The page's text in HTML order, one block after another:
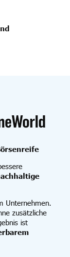
Unternehmen.
zusätzliche
ist